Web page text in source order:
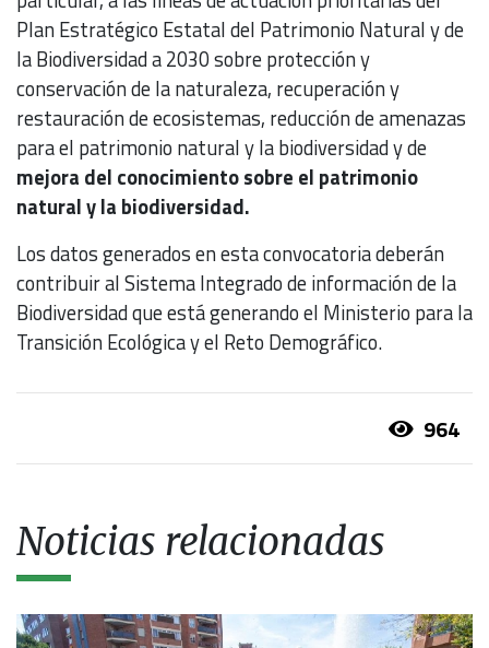
Plan Estratégico Estatal del Patrimonio Natural y de
la Biodiversidad a 2030 sobre protección y
conservación de la naturaleza, recuperación y
restauración de ecosistemas, reducción de amenazas
para el patrimonio natural y la biodiversidad y de
mejora del conocimiento sobre el patrimonio
natural y la biodiversidad.
Los datos generados en esta convocatoria deberán
contribuir al Sistema Integrado de información de la
Biodiversidad que está generando el Ministerio para la
Transición Ecológica y el Reto Demográfico.
964
Noticias relacionadas